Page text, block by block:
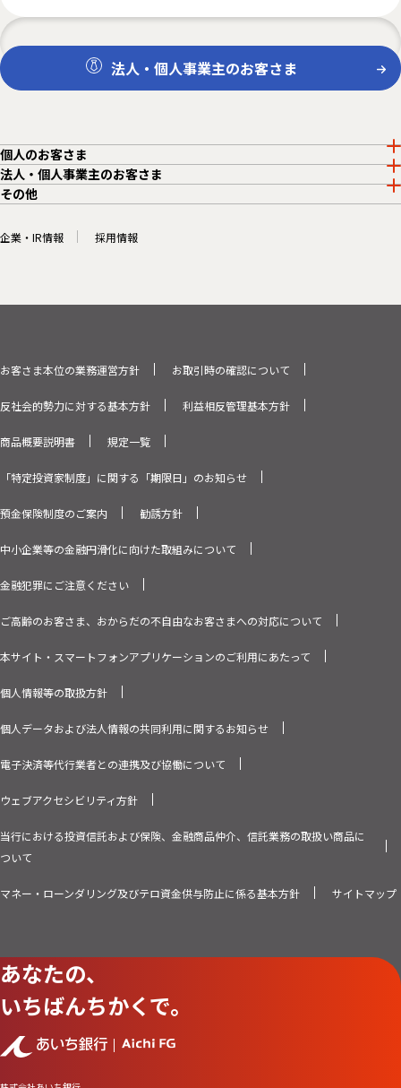
法人・個人事業主のお客さま
個人のお客さま
法人・個人事業主のお客さま
その他
あなたの、
いちばんちかくで。
企業・IR情報 採用情報
お客さま本位の業務運営方針 お取引時の確認について
反社会的勢力に対する基本方針 利益相反管理基本方針
商品概要説明書 規定一覧
「特定投資家制度」に関する「期限日」のお知らせ
預金保険制度のご案内 勧誘方針
中小企業等の金融円滑化に向けた取組みについて
金融犯罪にご注意ください
ご高齢のお客さま、おからだの不自由なお客さまへの対応について
本サイト・スマートフォンアプリケーションのご利用にあたって
個人情報等の取扱方針
個人データおよび法人情報の共同利用に関するお知らせ
電子決済等代行業者との連携及び協働について
ウェブアクセシビリティ方針
当行における投資信託および保険、金融商品仲介、信託業務の取扱い商品に
ついて
マネー・ローンダリング及びテロ資金供与防止に係る基本方針 サイトマップ